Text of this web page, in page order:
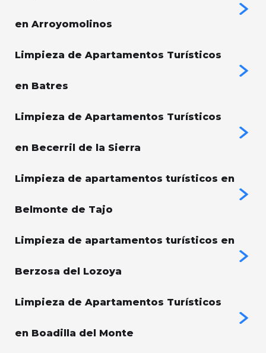
en Arroyomolinos
Limpieza de Apartamentos Turísticos
en Batres
Limpieza de Apartamentos Turísticos
en Becerril de la Sierra
Limpieza de apartamentos turísticos en
Belmonte de Tajo
Limpieza de apartamentos turísticos en
Berzosa del Lozoya
Limpieza de Apartamentos Turísticos
en Boadilla del Monte